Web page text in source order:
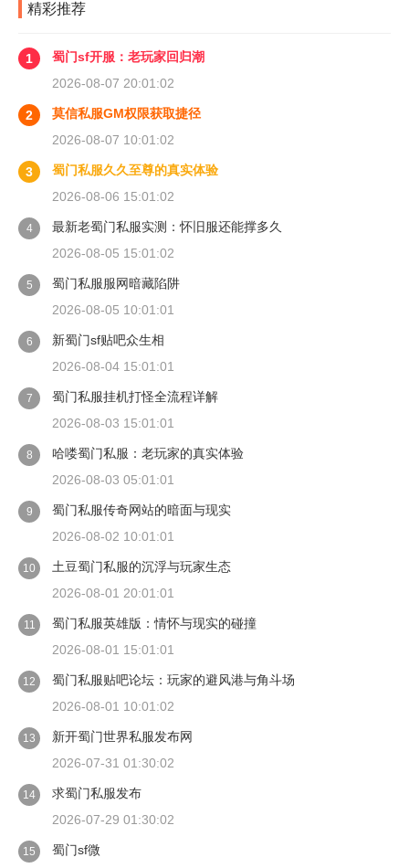
精彩推荐
1
蜀门sf开服：老玩家回归潮
2026-08-07 20:01:02
2
莫信私服GM权限获取捷径
2026-08-07 10:01:02
3
蜀门私服久久至尊的真实体验
2026-08-06 15:01:02
4
最新老蜀门私服实测：怀旧服还能撑多久
2026-08-05 15:01:02
5
蜀门私服服网暗藏陷阱
2026-08-05 10:01:01
6
新蜀门sf贴吧众生相
2026-08-04 15:01:01
7
蜀门私服挂机打怪全流程详解
2026-08-03 15:01:01
8
哈喽蜀门私服：老玩家的真实体验
2026-08-03 05:01:01
9
蜀门私服传奇网站的暗面与现实
2026-08-02 10:01:01
10
土豆蜀门私服的沉浮与玩家生态
2026-08-01 20:01:01
11
蜀门私服英雄版：情怀与现实的碰撞
2026-08-01 15:01:01
12
蜀门私服贴吧论坛：玩家的避风港与角斗场
2026-08-01 10:01:02
13
新开蜀门世界私服发布网
2026-07-31 01:30:02
14
求蜀门私服发布
2026-07-29 01:30:02
15 蜀门sf微